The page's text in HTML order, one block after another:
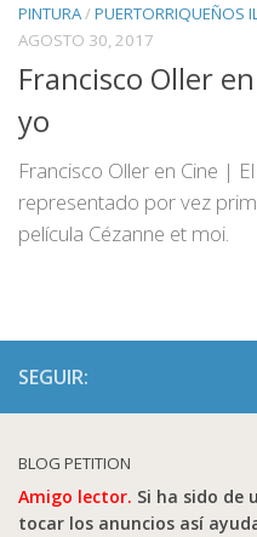
PINTURA/PUERTORRIQUEÑOS
AGOSTO 30, 2017
Francisco Oller
yo
Francisco Oller en Cine |
representado por vez
película Cézanne et moi.
SEGUIR:
BLOG PETITION
Amigo lector. Si ha sido
tocar los anuncios así